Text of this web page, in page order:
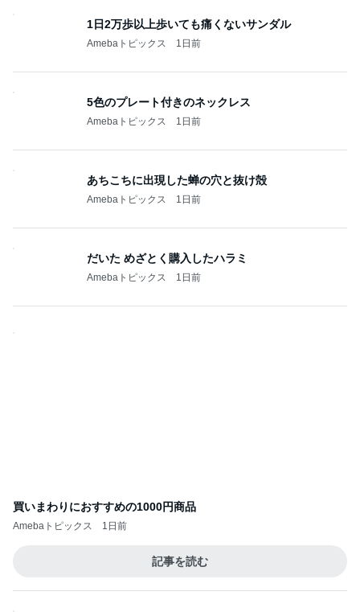
1日2万歩以上歩いても痛くないサンダル
Amebaトピックス 1日前
5色のプレート付きのネックレス
Amebaトピックス 1日前
あちこちに出現した蝉の穴と抜け殻
Amebaトピックス 1日前
だいた めざとく購入したハラミ
Amebaトピックス 1日前
買いまわりにおすすめの1000円商品
Amebaトピックス 1日前
記事を読む